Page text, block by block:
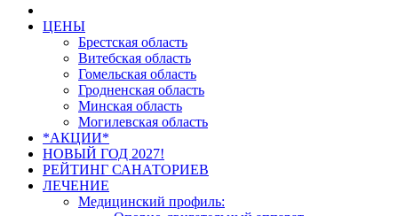
ЦЕНЫ
Брестская область
Витебская область
Гомельская область
Гродненская область
Минская область
Могилевская область
*АКЦИИ*
НОВЫЙ ГОД 2027!
РЕЙТИНГ САНАТОРИЕВ
ЛЕЧЕНИЕ
Медицинский профиль: